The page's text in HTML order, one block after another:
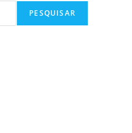
PESQUISAR